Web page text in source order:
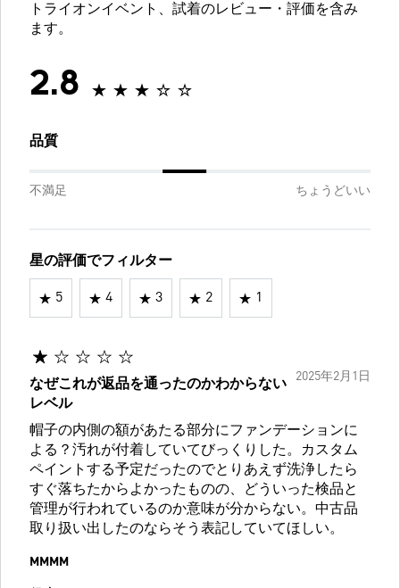
トライオンイベント、試着のレビュー・評価を含み
ます。
2.8
品質
不満足 ちょうどいい
星の評価でフィルター
5 4 3 2 1
2025年2月1日
なぜこれが返品を通ったのかわからない
レベル
帽子の内側の額があたる部分にファンデーションに
よる？汚れが付着していてびっくりした。カスタム
ペイントする予定だったのでとりあえず洗浄したら
すぐ落ちたからよかったものの、どういった検品と
管理が行われているのか意味が分からない。中古品
取り扱い出したのならそう表記していてほしい。
MMMM